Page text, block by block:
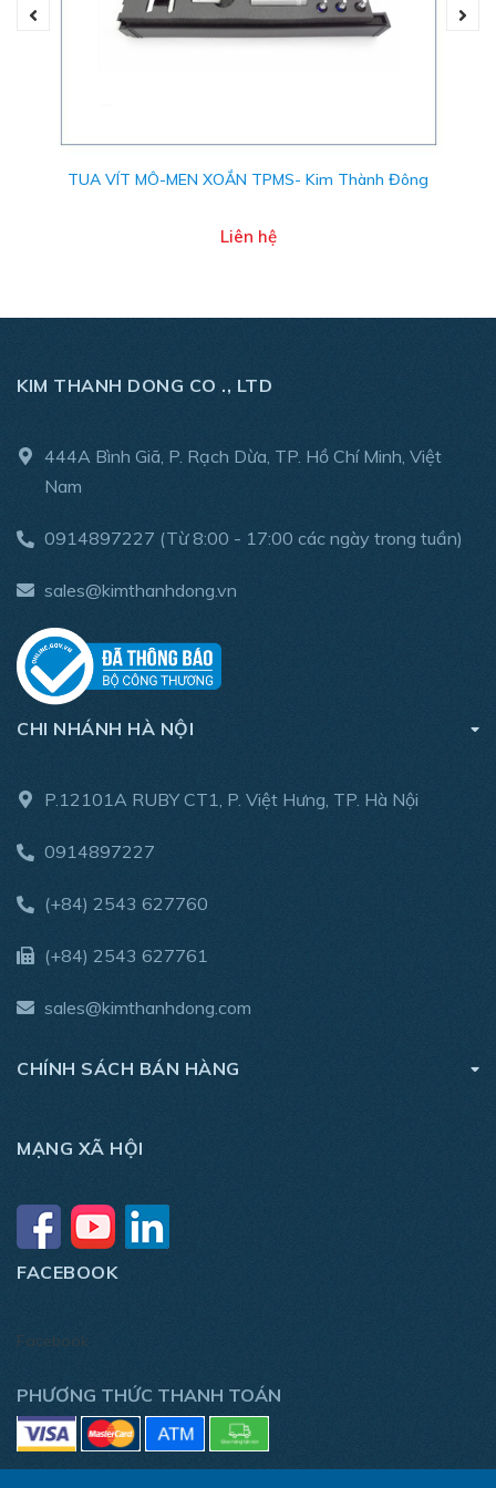
TUA VÍT MÔ-MEN XOẮN TPMS- Kim Thành Đông
Liên hệ
KIM THANH DONG CO ., LTD
444A Bình Giã, P. Rạch Dừa, TP. Hồ Chí Minh, Việt
Nam
0914897227 (Từ 8:00 - 17:00 các ngày trong tuần)
sales@kimthanhdong.vn
CHI NHÁNH HÀ NỘI
P.12101A RUBY CT1, P. Việt Hưng, TP. Hà Nội
0914897227
(+84) 2543 627760
(+84) 2543 627761
sales@kimthanhdong.com
CHÍNH SÁCH BÁN HÀNG
MẠNG XÃ HỘI
FACEBOOK
Facebook
PHƯƠNG THỨC THANH TOÁN